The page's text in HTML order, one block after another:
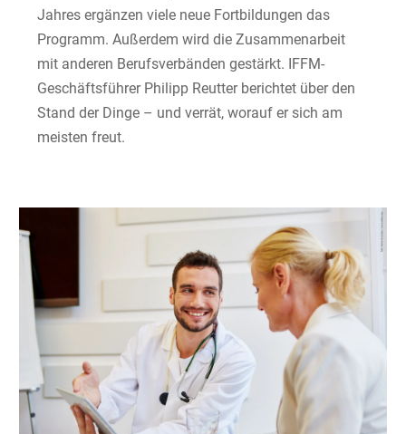
Jahres ergänzen viele neue Fortbildungen das
Programm. Außerdem wird die Zusammenarbeit
mit anderen Berufsverbänden gestärkt. IFFM-
Geschäftsführer Philipp Reutter berichtet über den
Stand der Dinge – und verrät, worauf er sich am
meisten freut.